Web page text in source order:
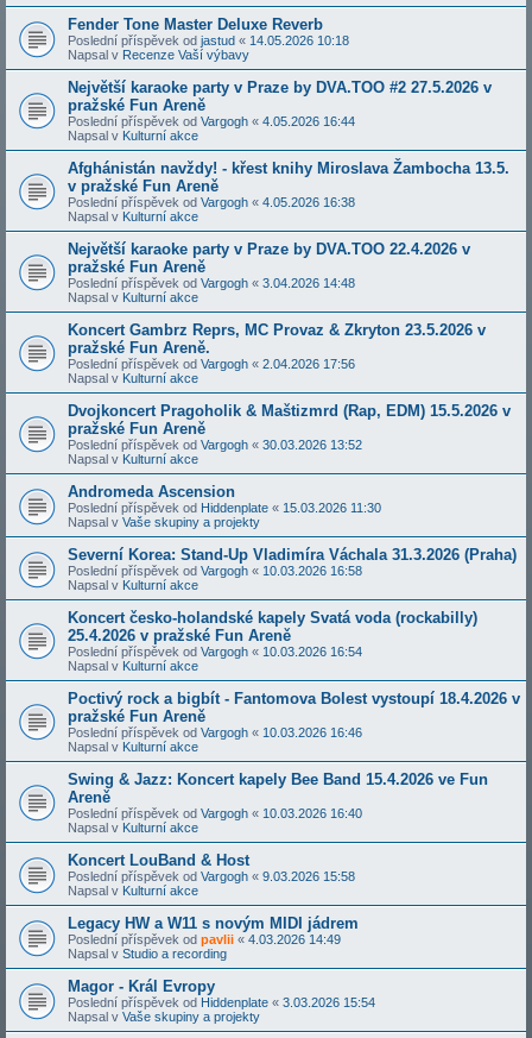
Fender Tone Master Deluxe Reverb
Poslední příspěvek od jastud « 14.05.2026 10:18
Napsal v Recenze Vaší výbavy
Největší karaoke party v Praze by DVA.TOO #2 27.5.2026 v
pražské Fun Areně
Poslední příspěvek od Vargogh « 4.05.2026 16:44
Napsal v Kulturní akce
Afghánistán navždy! - křest knihy Miroslava Žambocha 13.5.
v pražské Fun Areně
Poslední příspěvek od Vargogh « 4.05.2026 16:38
Napsal v Kulturní akce
Největší karaoke party v Praze by DVA.TOO 22.4.2026 v
pražské Fun Areně
Poslední příspěvek od Vargogh « 3.04.2026 14:48
Napsal v Kulturní akce
Koncert Gambrz Reprs, MC Provaz & Zkryton 23.5.2026 v
pražské Fun Areně.
Poslední příspěvek od Vargogh « 2.04.2026 17:56
Napsal v Kulturní akce
Dvojkoncert Pragoholik & Maštizmrd (Rap, EDM) 15.5.2026 v
pražské Fun Areně
Poslední příspěvek od Vargogh « 30.03.2026 13:52
Napsal v Kulturní akce
Andromeda Ascension
Poslední příspěvek od Hiddenplate « 15.03.2026 11:30
Napsal v Vaše skupiny a projekty
Severní Korea: Stand-Up Vladimíra Váchala 31.3.2026 (Praha)
Poslední příspěvek od Vargogh « 10.03.2026 16:58
Napsal v Kulturní akce
Koncert česko-holandské kapely Svatá voda (rockabilly)
25.4.2026 v pražské Fun Areně
Poslední příspěvek od Vargogh « 10.03.2026 16:54
Napsal v Kulturní akce
Poctivý rock a bigbít - Fantomova Bolest vystoupí 18.4.2026 v
pražské Fun Areně
Poslední příspěvek od Vargogh « 10.03.2026 16:46
Napsal v Kulturní akce
Swing & Jazz: Koncert kapely Bee Band 15.4.2026 ve Fun
Areně
Poslední příspěvek od Vargogh « 10.03.2026 16:40
Napsal v Kulturní akce
Koncert LouBand & Host
Poslední příspěvek od Vargogh « 9.03.2026 15:58
Napsal v Kulturní akce
Legacy HW a W11 s novým MIDI jádrem
Poslední příspěvek od pavlii « 4.03.2026 14:49
Napsal v Studio a recording
Magor - Král Evropy
Poslední příspěvek od Hiddenplate « 3.03.2026 15:54
Napsal v Vaše skupiny a projekty